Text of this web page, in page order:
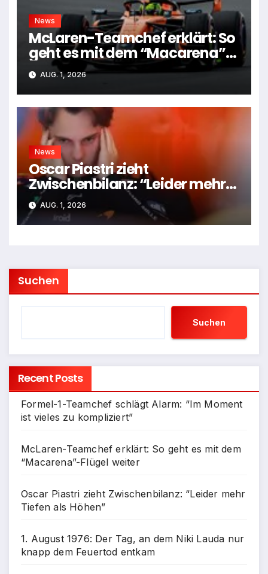
News
McLaren-Teamchef erklärt: So
geht es mit dem “Macarena”-
Flügel weiter
AUG. 1, 2026
News
Oscar Piastri zieht
Zwischenbilanz: “Leider mehr
Tiefen als Höhen”
AUG. 1, 2026
Suchen
Suchen
Recent Posts
Formel-1-Teamchef schlägt Alarm: “Im Moment
ist vieles zu kompliziert”
McLaren-Teamchef erklärt: So geht es mit dem
“Macarena”-Flügel weiter
Oscar Piastri zieht Zwischenbilanz: “Leider mehr
Tiefen als Höhen”
1. August 1976: Der Tag, an dem Niki Lauda nur
knapp dem Feuertod entkam